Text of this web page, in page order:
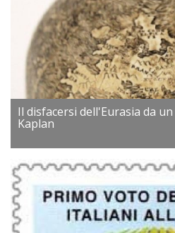
Il disfacersi dell'Eurasia da
Kaplan